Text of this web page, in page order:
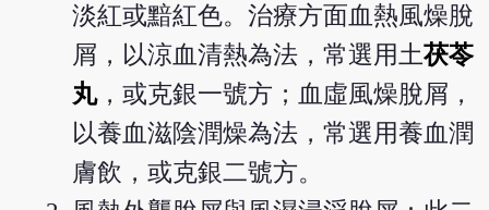
淡紅或黯紅色。治療方面血熱風燥脫
屑，以涼血清熱為法，常選用土茯苓
丸，或克銀一號方；血虛風燥脫屑，
以養血滋陰潤燥為法，常選用養血潤
膚飲，或克銀二號方。